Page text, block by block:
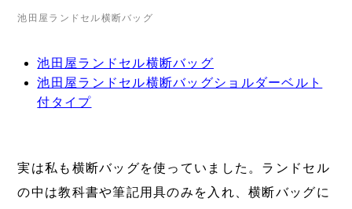
池田屋ランドセル横断バッグ
池田屋ランドセル横断バッグ
池田屋ランドセル横断バッグショルダーベルト
付タイプ
実は私も横断バッグを使っていました。ランドセル
の中は教科書や筆記用具のみを入れ、横断バッグに